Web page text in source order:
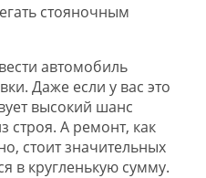
стояночным
автомобиль
Даже если у вас это
высокий шанс
строя. А ремонт, как
стоит значительных
в кругленькую сумму.